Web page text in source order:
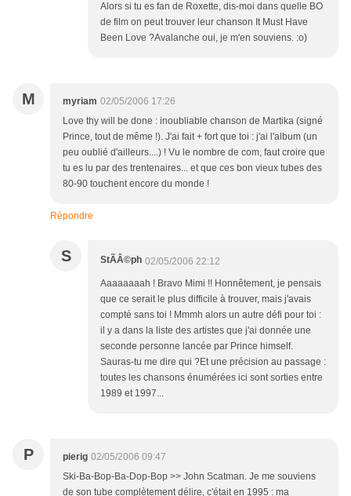
Alors si tu es fan de Roxette, dis-moi dans quelle BO
de film on peut trouver leur chanson It Must Have
Been Love ?Avalanche oui, je m'en souviens. :o)
M myriam 02/05/2006 17:26
Love thy will be done : inoubliable chanson de Martika (signé
Prince, tout de même !). J'ai fait + fort que toi : j'ai l'album (un
peu oublié d'ailleurs....) ! Vu le nombre de com, faut croire que
tu es lu par des trentenaires... et que ces bon vieux tubes des
80-90 touchent encore du monde !
Répondre
S StÃÂ©ph 02/05/2006 22:12
Aaaaaaaah ! Bravo Mimi !! Honnêtement, je pensais
que ce serait le plus difficile à trouver, mais j'avais
compté sans toi ! Mmmh alors un autre défi pour toi :
il y a dans la liste des artistes que j'ai donnée une
seconde personne lancée par Prince himself.
Sauras-tu me dire qui ?Et une précision au passage :
toutes les chansons énumérées ici sont sorties entre
1989 et 1997...
P pierig 02/05/2006 09:47
Ski-Ba-Bop-Ba-Dop-Bop >> John Scatman. Je me souviens
de son tube complètement délire, c'était en 1995 : ma